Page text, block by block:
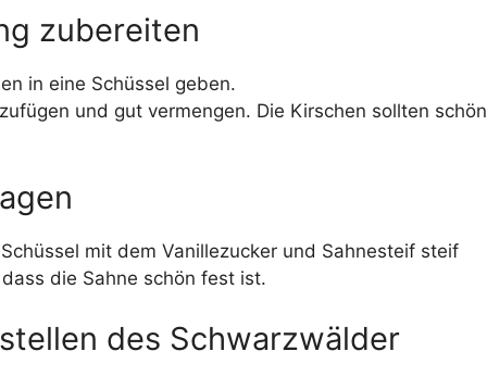
zubereiten
in eine Schüssel geben.
und gut vermengen. Die Kirschen sollten schön
mit dem Vanillezucker und Sahnesteif steif
die Sahne schön fest ist.
des Schwarzwälder